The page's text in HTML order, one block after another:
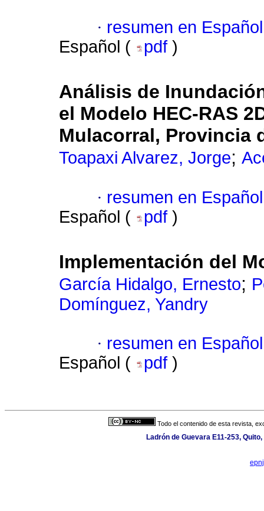
· resumen en Español
Español (
pdf )
Análisis de
el Modelo HEC-RAS
Mulacorral, Provincia
Toapaxi Alvarez, Jorge;
· resumen en Español
Español (
pdf )
Implementación del
García Hidalgo, Ernesto;
Domínguez, Yandry
· resumen en Español
Español (
pdf )
Todo el contenido de esta revista,
Ladrón de Guevara E11-253,